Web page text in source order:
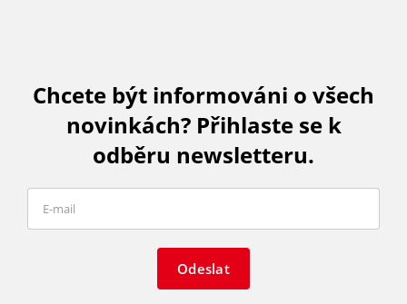
Chcete být informováni o všech
novinkách? Přihlaste se k
odběru newsletteru.
Odeslat